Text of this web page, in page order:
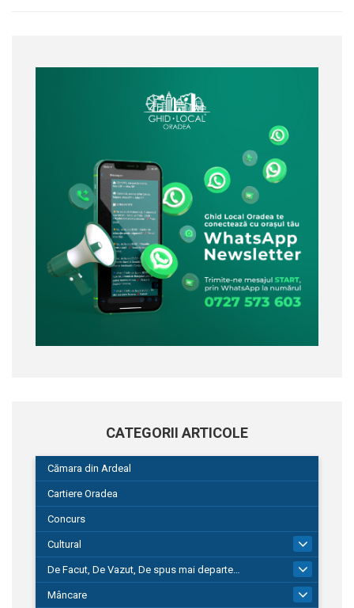
CATEGORII ARTICOLE
Cămara din Ardeal
Cartiere Oradea
Concurs
Cultural
De Facut, De Vazut, De spus mai departe…
580
Mâncare